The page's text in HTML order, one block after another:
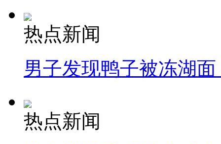
热点新闻
男子发现鸭子被冻湖
热点新闻